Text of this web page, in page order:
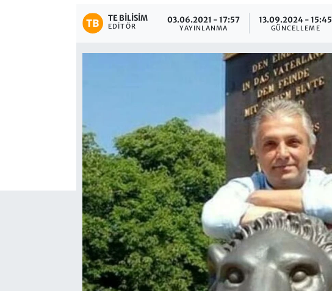
TE BILISIM
EDITÖR
03.06.2021 - 17:57
YAYINLANMA
13.09.2024 - 15:45
GÜNCELLEME